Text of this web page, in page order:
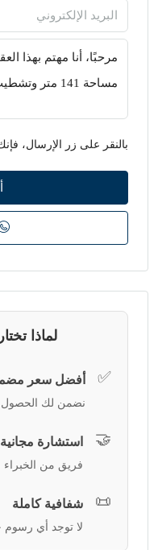
بالنقر على زر الإرسال،
لماذا تختار Tycoon Estate؟
✅ أفضل سعر
نضمن لك
🤝 استشارة
فريق من
📜 شفافية كاملة
لا توجد أي